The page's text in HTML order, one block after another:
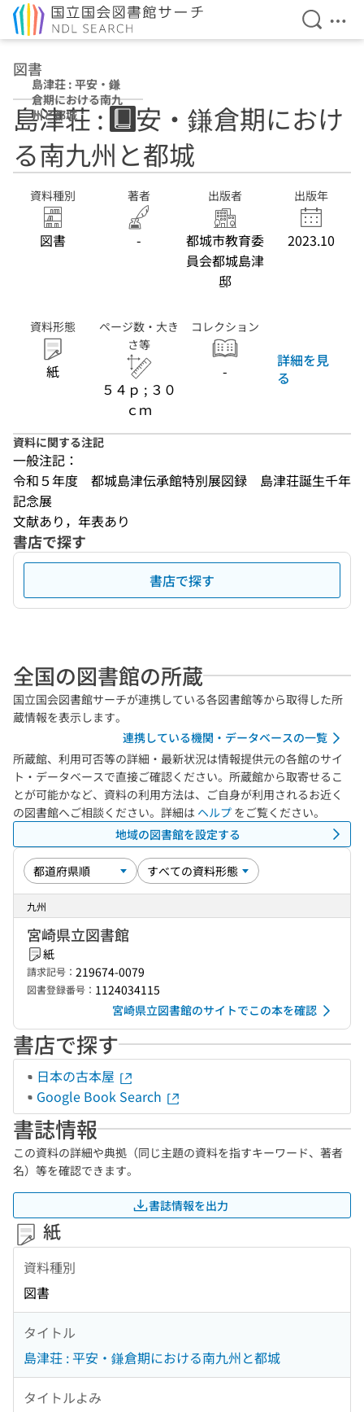
検索を
メ
図書
島津荘 : 平安・鎌
倉期における南九
州と都城
島津荘 : 平安・鎌倉期におけ
る南九州と都城
資料種別
図書
著者
-
出版者
都城市教育委
員会都城島津
邸
出版年
2023.10
資料形態
紙
ページ数・大き
さ等
５４ｐ ; ３０
ｃｍ
コレクション
-
詳細を見
る
資料に関する注記
一般注記：
令和５年度　都城島津伝承館特別展図録　島津荘誕生千年
記念展
文献あり，年表あり
書店で探す
書店で探す
全国の図書館の所蔵
国立国会図書館サーチが連携している各図書館等から取得した所
蔵情報を表示します。
連携している機関・データベースの一覧
所蔵館、利用可否等の詳細・最新状況は情報提供元の各館のサイ
ト・データベースで直接ご確認ください。所蔵館から取寄せるこ
とが可能かなど、資料の利用方法は、ご自身が利用されるお近く
の図書館へご相談ください。詳細は ヘルプ をご覧ください。
地域の図書館を設定する
九州
宮崎県立図書館
紙
請求記号： 219674-0079
図書登録番号： 1124034115
宮崎県立図書館のサイトでこの本を確認
書店で探す
日本の古本屋
Google Book Search
書誌情報
この資料の詳細や典拠（同じ主題の資料を指すキーワード、著者
名）等を確認できます。
書誌情報を出力
紙
資料種別
図書
タイトル
島津荘 : 平安・鎌倉期における南九州と都城
タイトルよみ